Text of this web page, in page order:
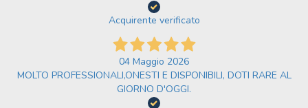
Acquirente verificato
04 Maggio 2026
MOLTO PROFESSIONALI,ONESTI E DISPONIBILI, DOTI RARE AL
GIORNO D'OGGI.